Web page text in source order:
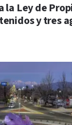
la Ley de
y tres